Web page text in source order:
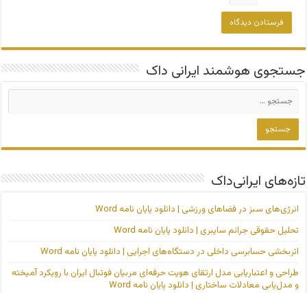
جستجوی هوشمند ایرانی داک
تازه‌های ایرانی‌داک
انرژی‌های سبز در فضاهای ورزشی | دانلود پایان نامه Word
تحلیل حقوقی جرائم سایبری | دانلود پایان نامه Word
اثربخشی حسابرسی داخلی در دستگاه‌های اجرایی | دانلود پایان نامه Word
طراحی و اعتباریابی مدل ارتقای هویت حرفه‌ای مربیان فوتبال ایران با رویکرد آمیخته
و مدل‌یابی معادلات ساختاری | دانلود پایان نامه Word